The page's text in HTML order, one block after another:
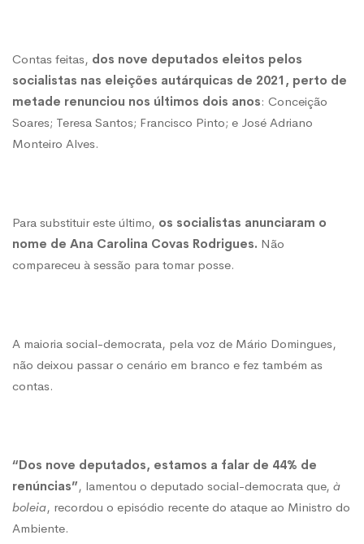
Contas feitas, dos nove deputados eleitos pelos
socialistas nas eleições autárquicas de 2021, perto de
metade renunciou nos últimos dois anos: Conceição
Soares; Teresa Santos; Francisco Pinto; e José Adriano
Monteiro Alves.
Para substituir este último, os socialistas anunciaram o
nome de Ana Carolina Covas Rodrigues. Não
compareceu à sessão para tomar posse.
A maioria social-democrata, pela voz de Mário Domingues,
não deixou passar o cenário em branco e fez também as
contas.
“Dos nove deputados, estamos a falar de 44% de
renúncias”, lamentou o deputado social-democrata que, à
boleia, recordou o episódio recente do ataque ao Ministro do
Ambiente.